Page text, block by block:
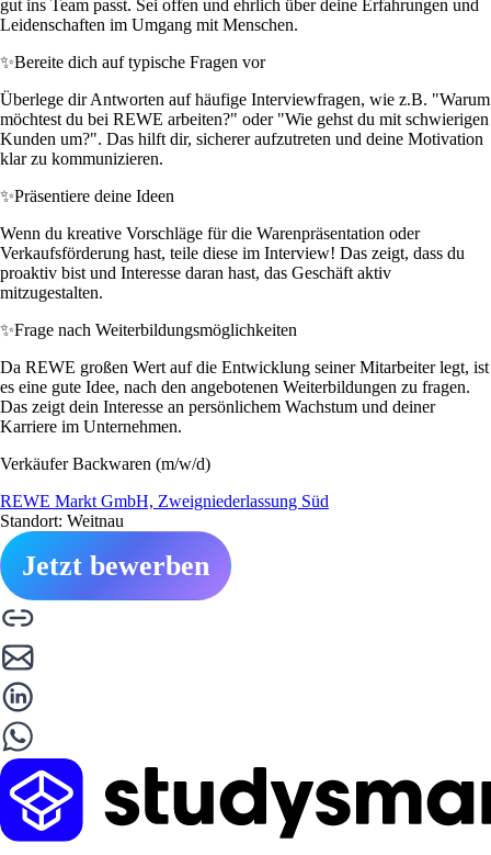
gut ins Team passt. Sei offen und ehrlich über deine Erfahrungen und
Leidenschaften im Umgang mit Menschen.
✨Bereite dich auf typische Fragen vor
Überlege dir Antworten auf häufige Interviewfragen, wie z.B. "Warum
möchtest du bei REWE arbeiten?" oder "Wie gehst du mit schwierigen
Kunden um?". Das hilft dir, sicherer aufzutreten und deine Motivation
klar zu kommunizieren.
✨Präsentiere deine Ideen
Wenn du kreative Vorschläge für die Warenpräsentation oder
Verkaufsförderung hast, teile diese im Interview! Das zeigt, dass du
proaktiv bist und Interesse daran hast, das Geschäft aktiv
mitzugestalten.
✨Frage nach Weiterbildungsmöglichkeiten
Da REWE großen Wert auf die Entwicklung seiner Mitarbeiter legt, ist
es eine gute Idee, nach den angebotenen Weiterbildungen zu fragen.
Das zeigt dein Interesse an persönlichem Wachstum und deiner
Karriere im Unternehmen.
Verkäufer Backwaren (m/w/d)
REWE Markt GmbH, Zweigniederlassung Süd
Standort: Weitnau
Jetzt bewerben